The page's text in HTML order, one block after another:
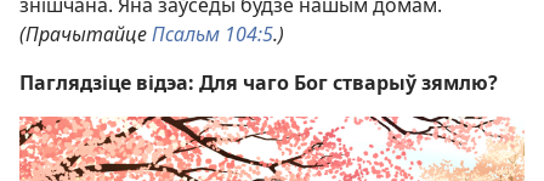
(ПрачытайцеПсальм 104:5.)
Паглядзіце відэа: Для чаго Бог стварыў зямлю?